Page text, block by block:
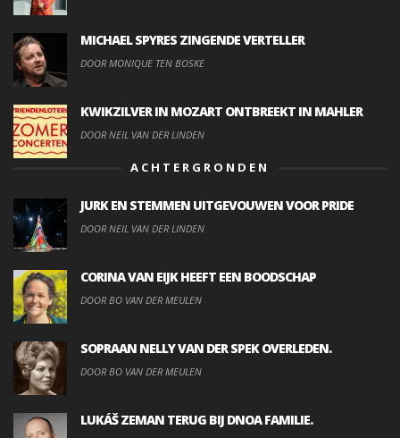
MICHAEL SPYRES ZINGENDE VERTELLER
DOOR MONIQUE TEN BOSKE
KWIKZILVER IN MOZART ONTBREEKT IN MAHLER
DOOR NEIL VAN DER LINDEN
ACHTERGRONDEN
JURK EN STEMMEN UITGEVOUWEN VOOR PRIDE
DOOR NEIL VAN DER LINDEN
CORINA VAN EIJK HEEFT EEN BOODSCHAP
DOOR BO VAN DER MEULEN
SOPRAAN NELLY VAN DER SPEK OVERLEDEN.
DOOR BO VAN DER MEULEN
LUKÁŠ ZEMAN TERUG BIJ DNOA FAMILIE.